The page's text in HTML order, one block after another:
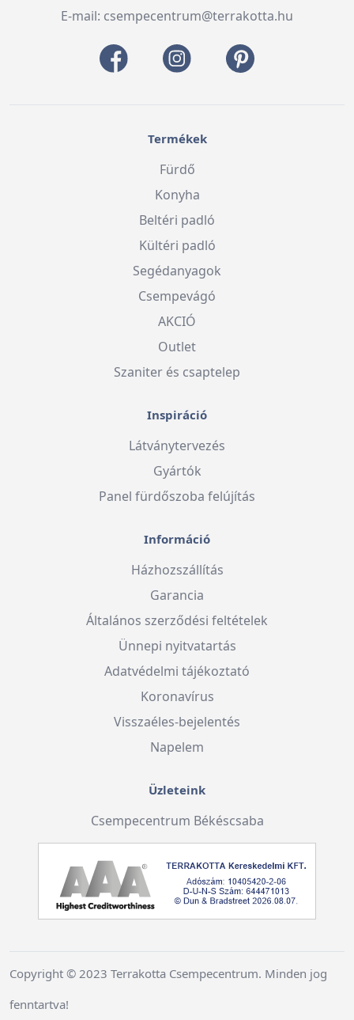
E-mail: csempecentrum@terrakotta.hu
Termékek
Fürdő
Konyha
Beltéri padló
Kültéri padló
Segédanyagok
Csempevágó
AKCIÓ
Outlet
Szaniter és csaptelep
Inspiráció
Látványtervezés
Gyártók
Panel fürdőszoba felújítás
Információ
Házhozszállítás
Garancia
Általános szerződési feltételek
Ünnepi nyitvatartás
Adatvédelmi tájékoztató
Koronavírus
Visszaéles-bejelentés
Napelem
Üzleteink
Csempecentrum Békéscsaba
Copyright © 2023 Terrakotta Csempecentrum. Minden jog
fenntartva!